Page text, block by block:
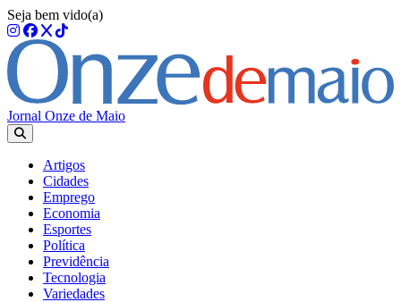
Seja bem vido(a)
Jornal Onze de Maio
Artigos
Cidades
Emprego
Economia
Esportes
Política
Previdência
Tecnologia
Variedades